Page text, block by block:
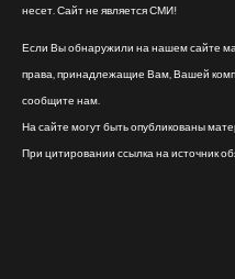
несет. Сайт не является СМИ!
Если Вы обнаружили на нашем сайте
права, принадлежащие Вам, Вашей
сообщите нам.
На сайте могут быть опубликованы
При цитировании ссылка на источник